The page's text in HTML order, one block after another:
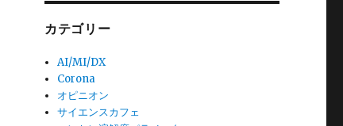
カテゴリー
AI/MI/DX
Corona
オピニオン
サイエンスカフェ